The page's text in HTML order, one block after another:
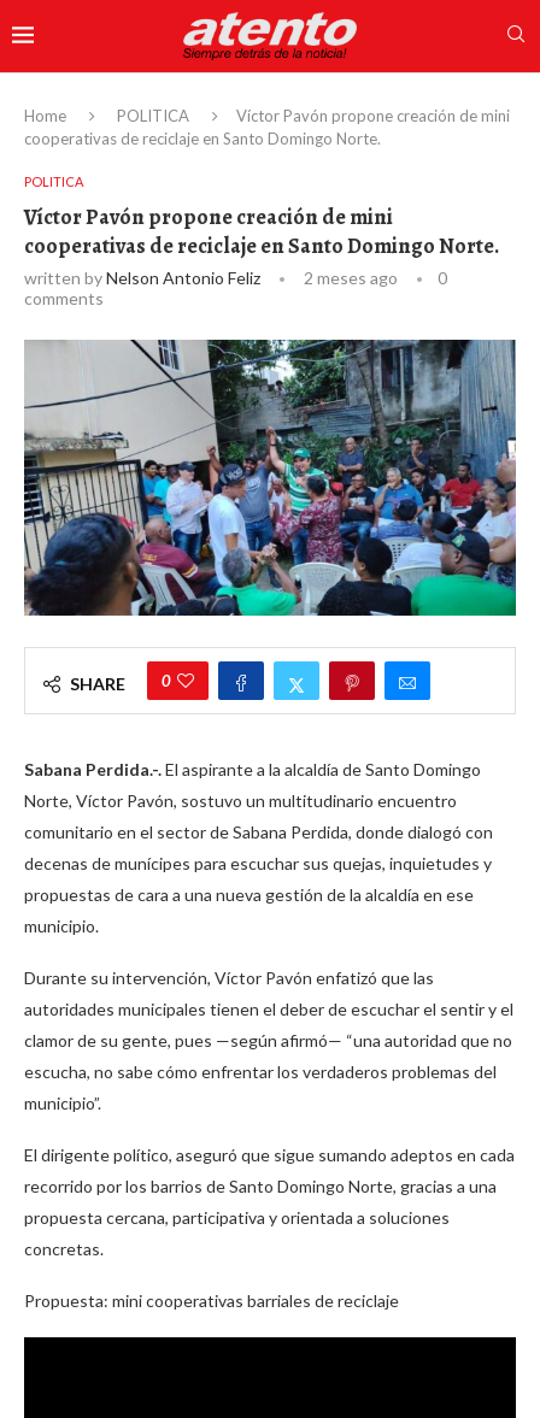
Home POLITICA
Víctor Pavón propone creación de mini
cooperativas de reciclaje en Santo Domingo Norte.
POLITICA
Víctor Pavón propone creación de mini
cooperativas de reciclaje en Santo Domingo Norte.
written byNelson Antonio Feliz 2 meses ago
0
comments
SHARE 0
Sabana Perdida.-.El aspirante a la alcaldía de Santo Domingo
Norte, Víctor Pavón, sostuvo un multitudinario encuentro
comunitario en el sector de Sabana Perdida, donde dialogó con
decenas de munícipes para escuchar sus quejas, inquietudes y
propuestas de cara a una nueva gestión de la alcaldía en ese
municipio.
Durante su intervención, Víctor Pavón enfatizó que las
autoridades municipales tienen el deber de escuchar el sentir y el
clamor de su gente, pues —según afirmó— “una autoridad que no
escucha, no sabe cómo enfrentar los verdaderos problemas del
municipio”.
El dirigente político, aseguró que sigue sumando adeptos en cada
recorrido por los barrios de Santo Domingo Norte, gracias a una
propuesta cercana, participativa y orientada a soluciones
concretas.
Propuesta: mini cooperativas barriales de reciclaje